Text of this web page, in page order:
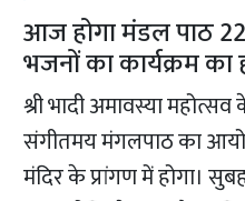
आज होगा मंडल पाठ
भजनों का कार्यक्रम
श्री भादी अमावस्या
संगीतमय मंगलपाठ का
मंदिर के प्रांगण में होगा।